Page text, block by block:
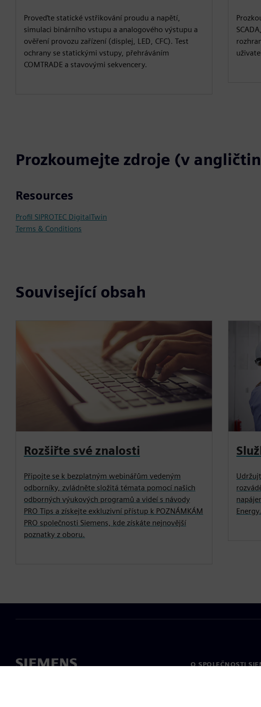
Proveďte statické vstřikování proudu a napětí,
simulaci binárního vstupu a analogového výstupu a
ověření provozu zařízení (displej, LED, CFC). Test
ochrany se statickými vstupy, přehráváním
COMTRADE a stavovými sekvencery.
Prozkoumejte zdroje (v
Resources
Profil SIPROTEC DigitalTwin
Terms & Conditions
Související obsah
Rozšiřte své znalosti
Připojte se k bezplatným webinářům vedeným
odborníky, zvládněte složitá témata pomocí našich
odborných výukových programů a videí s návody
PRO Tips a získejte exkluzivní přístup k POZNÁMKÁM
PRO společnosti Siemens, kde získáte nejnovější
poznatky z oboru.
Energy.
O SPOLEČNOSTI